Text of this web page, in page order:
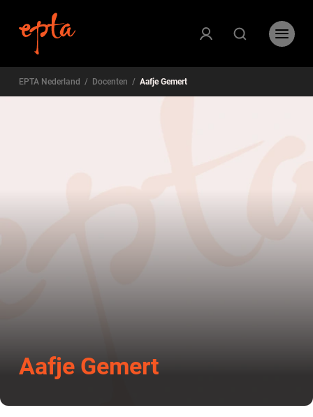
EPTA Nederland / Docenten / Aafje Gemert
Aafje Gemert